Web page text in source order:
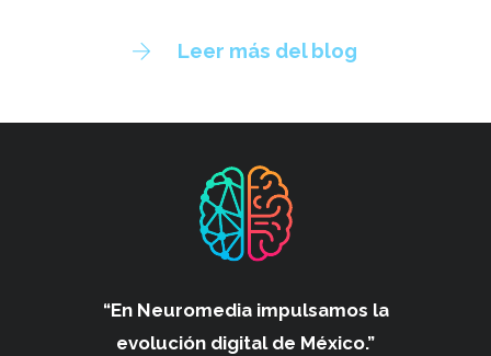
Leer más del blog
“En Neuromedia impulsamos la
evolución digital de México.”